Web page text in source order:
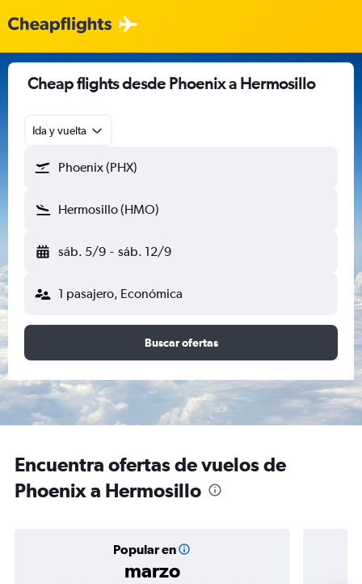
Cheap flights desde Phoenix a Hermosillo
Ida y vuelta
Phoenix (PHX)
Hermosillo (HMO)
sáb. 5/9 - sáb. 12/9
1 pasajero, Económica
Buscar ofertas
Encuentra ofertas de vuelos de
Phoenix a Hermosillo
Popular en
marzo